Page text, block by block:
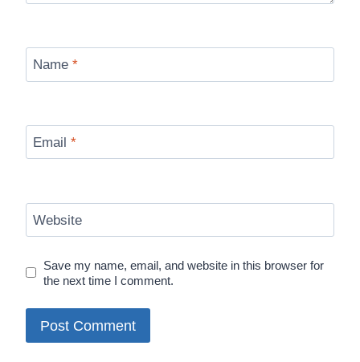
Name *
Email *
Website
Save my name, email, and website in this browser for
the next time I comment.